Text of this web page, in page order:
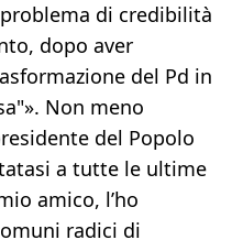
di credibilità
dopo aver
del Pd in
Non meno
del Popolo
a tutte le ultime
amico, l’ho
radici di